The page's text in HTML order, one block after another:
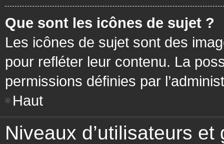
Que sont les icônes de sujet ?
Les icônes de sujet sont des
pour refléter leur contenu. La
permissions définies par
Haut
Niveaux d’utilisateurs et